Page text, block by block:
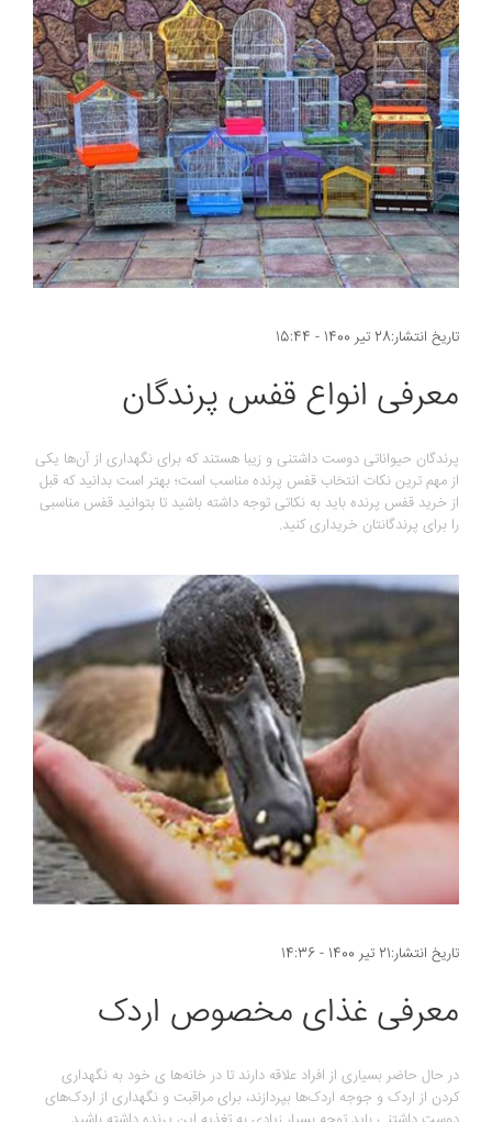
تاریخ انتشار:28 تیر 1400 - 15:44
معرفی انواع قفس پرندگان
پرندگان حیواناتی دوست داشتنی و زیبا هستند که برای نگهداری از آن‌ها یکی
از مهم ترین نکات انتخاب قفس پرنده مناسب است؛ بهتر است بدانید که قبل
از خرید قفس پرنده باید به نکاتی توجه داشته باشید تا بتوانید قفس مناسبی
را برای پرندگانتان خریداری کنید.
تاریخ انتشار:21 تیر 1400 - 14:36
معرفی غذای مخصوص اردک
در حال حاضر بسیاری از افراد علاقه دارند تا در خانه‌ها ی خود به نگهداری
کردن از اردک و جوجه اردک‌ها بپردازند، برای مراقبت و نگهداری از اردک‌های